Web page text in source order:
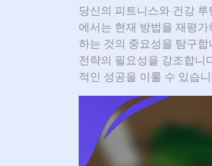
당신의 피트니스와 건강
에서는 현재 방법을 재평
하는 것의 중요성을 탐구
전략의 필요성을 강조합니
적인 성공을 이룰 수 있습